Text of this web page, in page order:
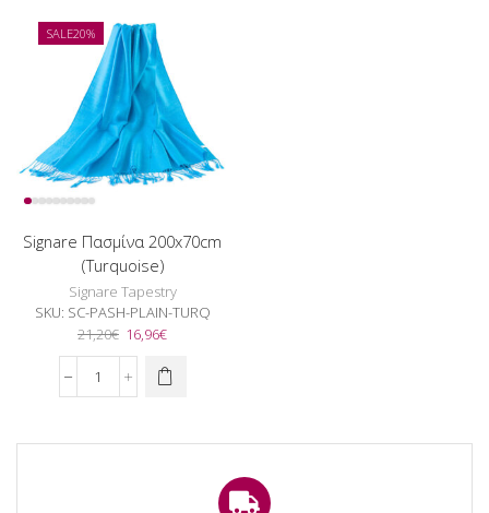
Green)
ποσότητα
SALE20%
Signare Πασμίνα 200x70cm
(Turquoise)
Signare Tapestry
SKU: SC-PASH-PLAIN-TURQ
21,20€ Original
price
was:
21,20€.
16,96€Η
τιμή
Signare
(Turquoise)